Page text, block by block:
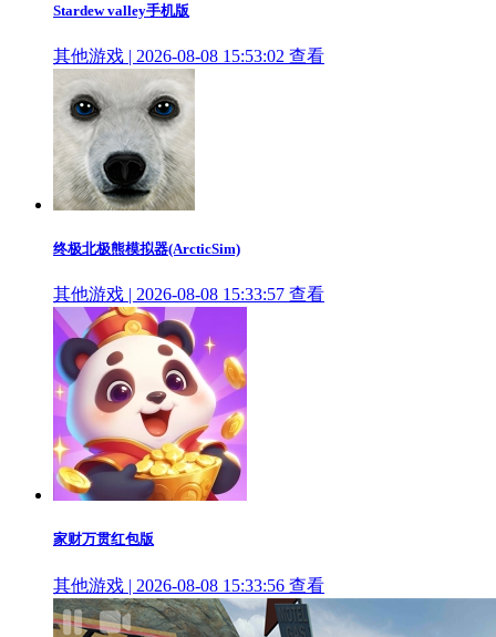
Stardew valley手机版
其他游戏 | 2026-08-08 15:53:02 查看
终极北极熊模拟器(ArcticSim)
其他游戏 | 2026-08-08 15:33:57 查看
家财万贯红包版
其他游戏 | 2026-08-08 15:33:56 查看